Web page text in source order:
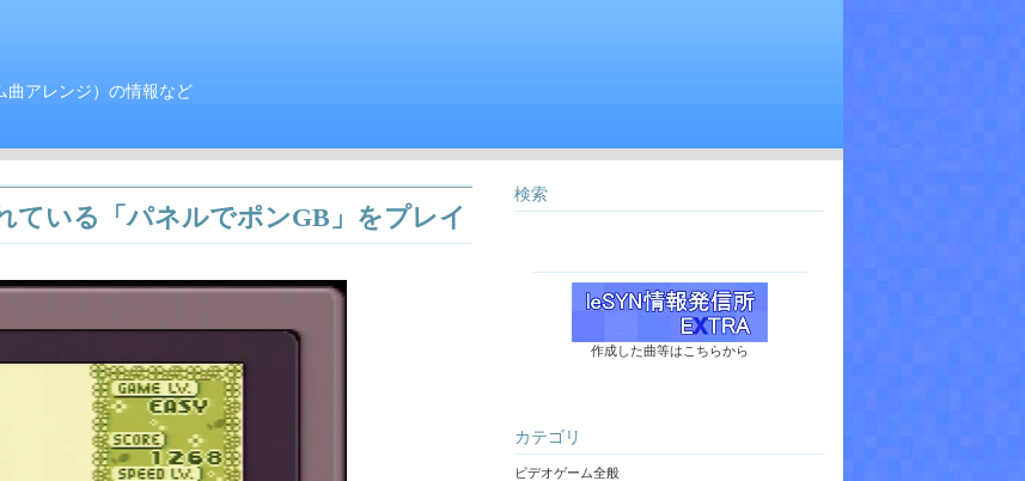
曲アレンジ）の情報など
ている「パネルでポンGB」をプレイ
検索
作成した曲等はこちらから
カテゴリ
ビデオゲーム全般